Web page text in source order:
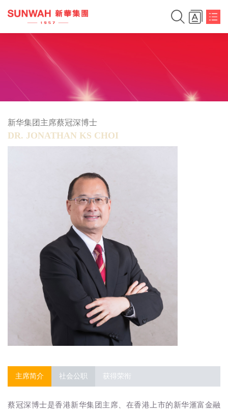
简体中文
繁体中文
English
新华集团主席蔡冠深博士
DR. JONATHAN KS CHOI
主席简介 社会公职 获得荣衔
蔡冠深博士是香港新华集团主席、在香港上市的新华滙富金融